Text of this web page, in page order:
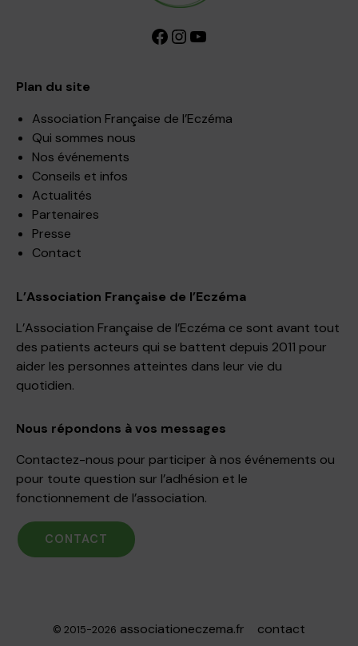
Facebook InstagramYouTube
Plan du site
Association Française de l’Eczéma
Qui sommes nous
Nos événements
Conseils et infos
Actualités
Partenaires
Presse
Contact
L’Association Française de l’Eczéma
L’Association Française de l’Eczéma ce sont avant tout
des patients acteurs qui se battent depuis 2011 pour
aider les personnes atteintes dans leur vie du
quotidien.
Nous répondons à vos messages
Contactez-nous pour participer à nos événements ou
pour toute question sur l’adhésion et le
fonctionnement de l’association.
CONTACT
© 2015-2026 associationeczema.fr
contact